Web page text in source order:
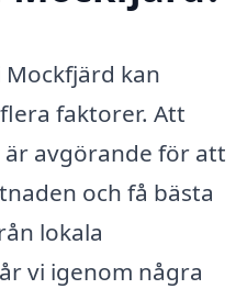
kan
faktorer. Att
avgörande för att
och få bästa
lokala
vi igenom några